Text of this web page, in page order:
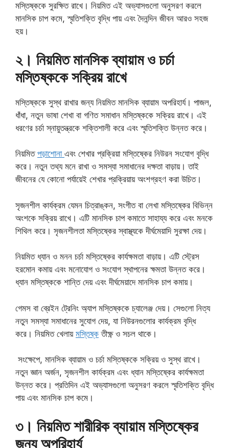
মস্তিষ্ককে সুরক্ষিত রাখে। নিয়মিত এই অভ্যাসগুলো অনুসরণ করলে
মানসিক চাপ কমে, স্মৃতিশক্তি বৃদ্ধি পায় এবং দৈনন্দিন জীবন আরও সহজ
হয়।
২। নিয়মিত মানসিক ব্যায়াম ও চর্চা
মস্তিষ্ককে সক্রিয় রাখে
মস্তিষ্ককে সুস্থ রাখার জন্য নিয়মিত মানসিক ব্যায়াম অপরিহার্য। পাজল,
ধাঁধা, নতুন ভাষা শেখা বা গণিত সমাধান মস্তিষ্ককে সক্রিয় রাখে। এই
ধরণের চর্চা স্নায়ুতন্ত্রকে শক্তিশালী করে এবং স্মৃতিশক্তি উন্নত করে।
নিয়মিত পড়াশোনা এবং শেখার প্রক্রিয়া মস্তিষ্কের নিউরন সংযোগ বৃদ্ধি
করে। নতুন তথ্য মনে রাখা ও সমস্যা সমাধানের দক্ষতা বাড়ায়। তাই
জীবনের যে কোনো পর্যায়েই শেখার প্রক্রিয়ায় অংশগ্রহণ করা উচিত।
সৃজনশীল কার্যক্রম যেমন চিত্রাঙ্কন, সংগীত বা লেখা মস্তিষ্কের বিভিন্ন
অংশকে সক্রিয় রাখে। এটি মানসিক চাপ কমাতে সাহায্য করে এবং মনকে
শিথিল করে। সৃজনশীলতা মস্তিষ্কের স্বাস্থ্যকে দীর্ঘমেয়াদি সুরক্ষা দেয়।
নিয়মিত ধ্যান ও মনন চর্চা মস্তিষ্কের কার্যক্ষমতা বাড়ায়। এটি স্ট্রেস
হরমোন কমায় এবং মনোযোগ ও সংযোগ স্থাপনের ক্ষমতা উন্নত করে।
ধ্যান মস্তিষ্ককে শান্তি দেয় এবং দীর্ঘমেয়াদে মানসিক চাপ কমায়।
গেমস বা ব্রেইন ট্রেনিং অ্যাপ মস্তিষ্ককে চ্যালেঞ্জ দেয়। সেগুলো নিত্য
নতুন সমস্যা সমাধানের সুযোগ দেয়, যা নিউরনগুলোর কার্যক্রম বৃদ্ধি
করে। নিয়মিত খেলায় মস্তিষ্ক তীক্ষ্ণ ও সচল থাকে।
সংক্ষেপে, মানসিক ব্যায়াম ও চর্চা মস্তিষ্ককে সক্রিয় ও সুস্থ রাখে।
নতুন জ্ঞান অর্জন, সৃজনশীল কার্যক্রম এবং ধ্যান মস্তিষ্কের কার্যক্ষমতা
উন্নত করে। প্রতিদিন এই অভ্যাসগুলো অনুসরণ করলে স্মৃতিশক্তি বৃদ্ধি
পায় এবং মানসিক চাপ কমে।
৩। নিয়মিত শারীরিক ব্যায়াম মস্তিষ্কের
জন্য অপরিহার্য